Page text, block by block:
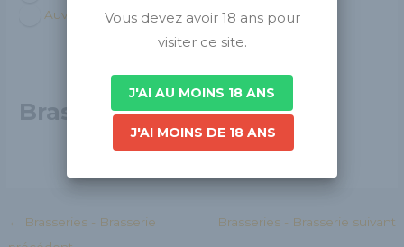
Auvergne-Rhône-Alpes
Brasserie Les 3 caves
← Brasseries - Brasserie
Brasseries - Brasserie suivant
Vous devez avoir 18 ans pour
visiter ce site.
J'AI AU MOINS 18 ANS
J'AI MOINS DE 18 ANS